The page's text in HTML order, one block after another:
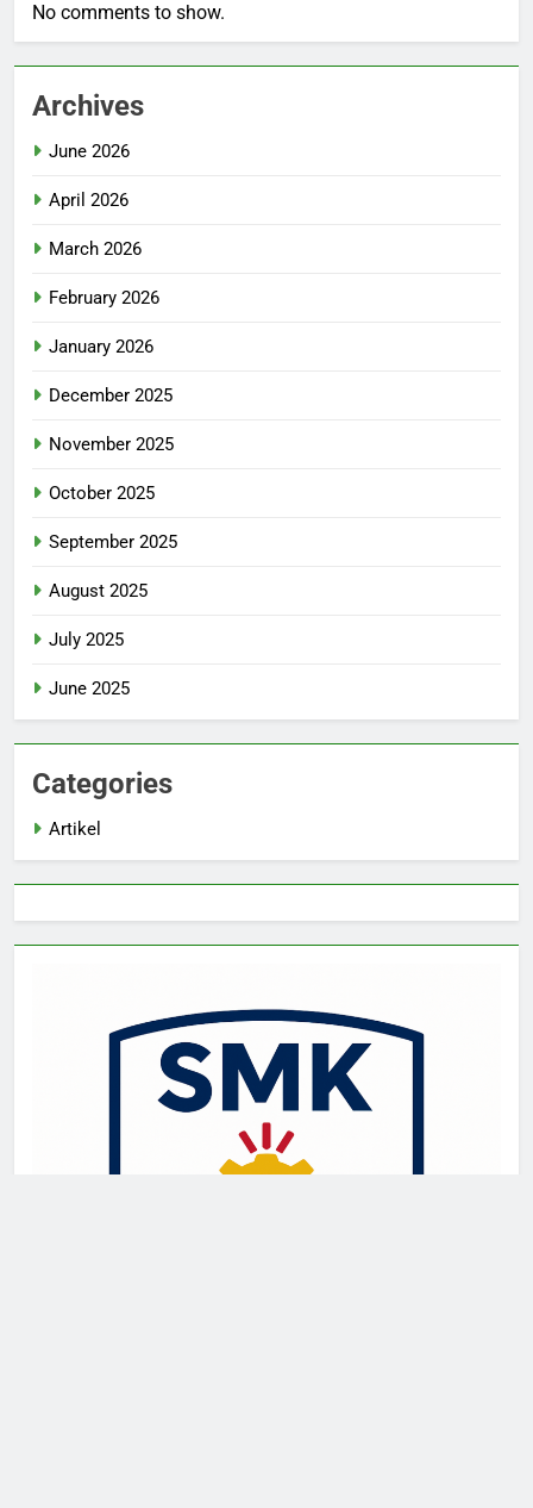
No comments to show.
Archives
June 2026
April 2026
March 2026
February 2026
January 2026
December 2025
November 2025
October 2025
September 2025
August 2025
July 2025
June 2025
Categories
Artikel